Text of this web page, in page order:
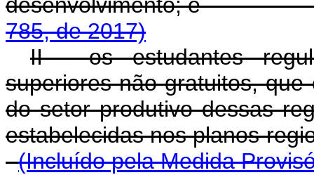
desenvolvimento;
785, de 2017)
II - os estudantes
superiores não gratuitos,
do setor produtivo dessas
estabelecidas nos
(Incluído pela Medida